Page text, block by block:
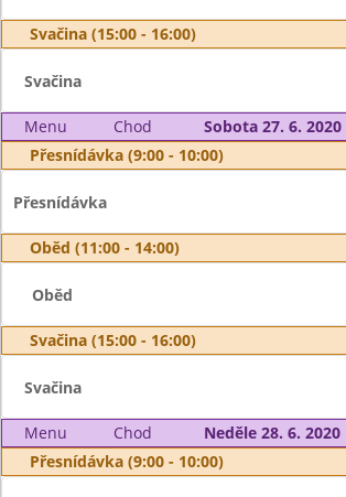
Svačina (15:00 - 16:00)
Svačina
Menu Chod
Sobota 27. 6. 2020
Přesnídávka (9:00 - 10:00)
Přesnídávka
Oběd (11:00 - 14:00)
Oběd
Svačina (15:00 - 16:00)
Svačina
Menu Chod
Neděle 28. 6. 2020
Přesnídávka (9:00 - 10:00)